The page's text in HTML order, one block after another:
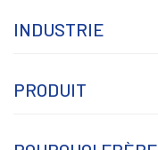
INDUSTRIE
PRODUIT